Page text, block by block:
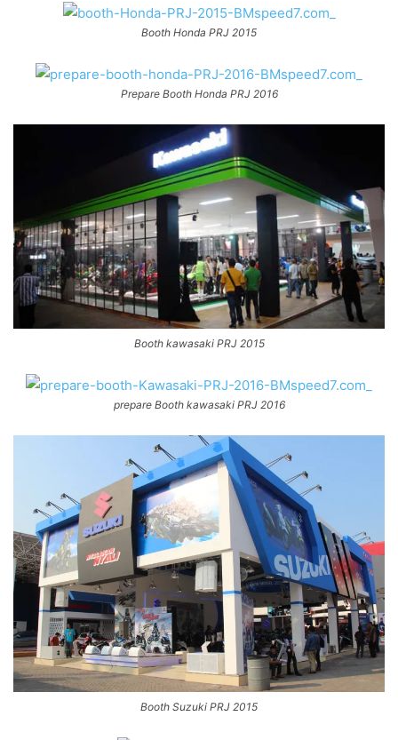
Booth Honda PRJ 2015
Prepare Booth Honda PRJ 2016
Booth kawasaki PRJ 2015
prepare Booth kawasaki PRJ 2016
Booth Suzuki PRJ 2015